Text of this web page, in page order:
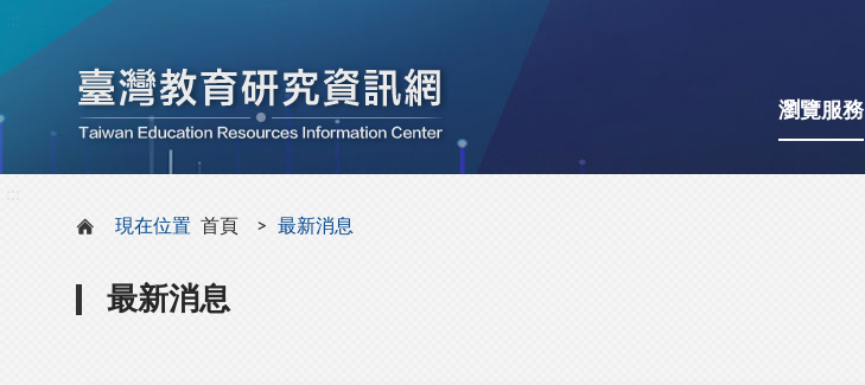
瀏覽服務
現在位置 首頁 最新消息
最新消息